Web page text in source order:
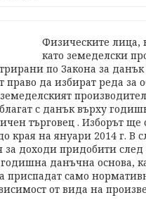
Физическите лица,
като земеделски
по Закона за
да избират реда за
с данък върху
търговец . Изборът ще
края на януари 2014 г. В
доходи придобити след
годишна данъчна основа,
приспадат само
от вида на